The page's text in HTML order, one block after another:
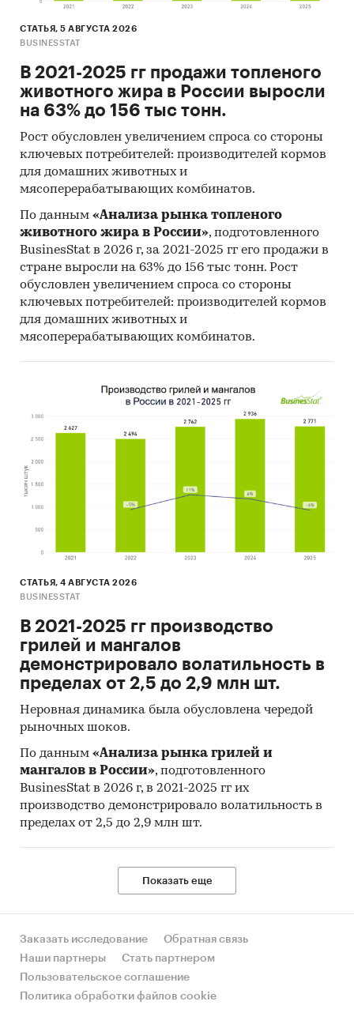
СТАТЬЯ, 5 АВГУСТА 2026
BUSINESSTAT
В 2021-2025 гг продажи топленого
животного жира в России выросли
на 63% до 156 тыс тонн.
Рост обусловлен увеличением спроса со стороны
ключевых потребителей: производителей кормов
для домашних животных и
мясоперерабатывающих комбинатов.
По данным «Анализа рынка топленого
животного жира в России», подготовленного
BusinesStat в 2026 г, за 2021-2025 гг его продажи в
стране выросли на 63% до 156 тыс тонн. Рост
обусловлен увеличением спроса со стороны
ключевых потребителей: производителей кормов
для домашних животных и
мясоперерабатывающих комбинатов.
СТАТЬЯ, 4 АВГУСТА 2026
BUSINESSTAT
В 2021-2025 гг производство
грилей и мангалов
демонстрировало волатильность в
пределах от 2,5 до 2,9 млн шт.
Неровная динамика была обусловлена чередой
рыночных шоков.
По данным «Анализа рынка грилей и
мангалов в России», подготовленного
BusinesStat в 2026 г, в 2021-2025 гг их
производство демонстрировало волатильность в
пределах от 2,5 до 2,9 млн шт.
Показать еще
Заказать исследование
Обратная связь
Наши партнеры
Стать партнером
Пользовательское соглашение
Политика обработки файлов cookie